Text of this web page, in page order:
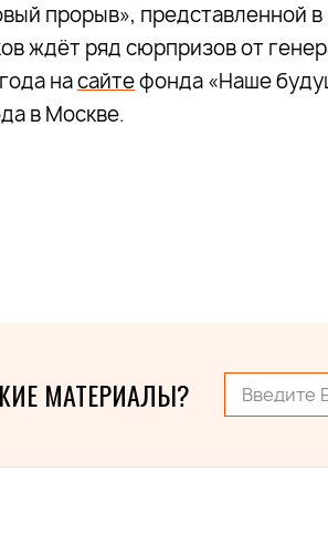
прорыв», представленной
ждёт ряд сюрпризов от
насайтефонда «Наше
в Москве.
МАТЕРИАЛЫ?